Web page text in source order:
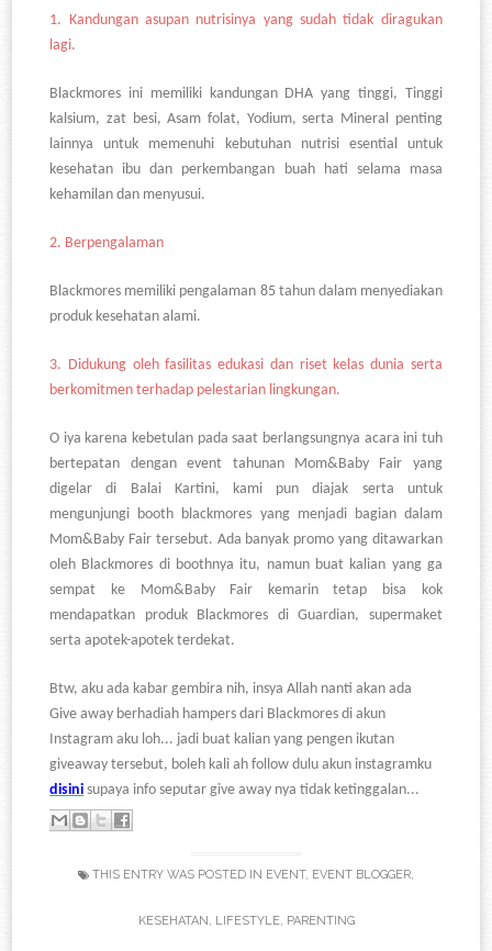
1. Kandungan asupan nutrisinya yang sudah tidak diragukan
lagi.
Blackmores ini memiliki kandungan DHA yang tinggi, Tinggi
kalsium, zat besi, Asam folat, Yodium, serta Mineral penting
lainnya untuk memenuhi kebutuhan nutrisi esential untuk
kesehatan ibu dan perkembangan buah hati selama masa
kehamilan dan menyusui.
2. Berpengalaman
Blackmores memiliki pengalaman 85 tahun dalam menyediakan
produk kesehatan alami.
3. Didukung oleh fasilitas edukasi dan riset kelas dunia serta
berkomitmen terhadap pelestarian lingkungan.
O iya karena kebetulan pada saat berlangsungnya acara ini tuh
bertepatan dengan event tahunan Mom&Baby Fair yang
digelar di Balai Kartini, kami pun diajak serta untuk
mengunjungi booth blackmores yang menjadi bagian dalam
Mom&Baby Fair tersebut. Ada banyak promo yang ditawarkan
oleh Blackmores di boothnya itu, namun buat kalian yang ga
sempat ke Mom&Baby Fair kemarin tetap bisa kok
mendapatkan produk Blackmores di Guardian, supermaket
serta apotek-apotek terdekat.
Btw, aku ada kabar gembira nih, insya Allah nanti akan ada
Give away berhadiah hampers dari Blackmores di akun
Instagram aku loh... jadi buat kalian yang pengen ikutan
giveaway tersebut, boleh kali ah follow dulu akun instagramku
disini supaya info seputar give away nya tidak ketinggalan...
THIS ENTRY WAS POSTED IN EVENT, EVENT BLOGGER,
KESEHATAN, LIFESTYLE, PARENTING